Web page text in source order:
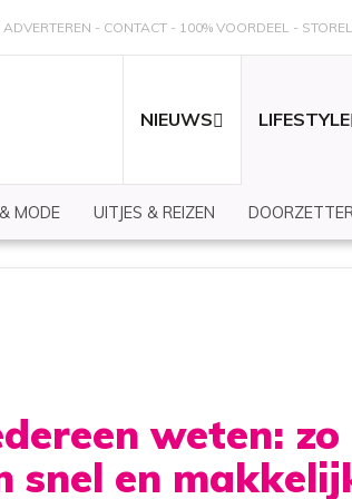
ADVERTEREN CONTACT 100% VOORDEEL
NIEUWS LIFESTYLE
MODE UITJES & REIZEN
weten: zo
snel en